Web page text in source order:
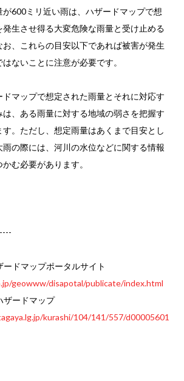
が600ミリ近い雨は、ハザードマップで想
生させ得る大変危険な雨量と受け止める
お、これらの目安以下であれば被害が発生
ないことに注意が必要です。
ドマップで想定された雨量とそれに対応す
、ある雨量に対する地域の弱さを把握す
。ただし、想定雨量はあくまで目安とし
の際には、河川の水位などに関する情報
む必要があります。
ドマップポータルサイト
geowww/disapotal/publicate/index.html
ザードマップ
kurashi/104/141/557/d00005601